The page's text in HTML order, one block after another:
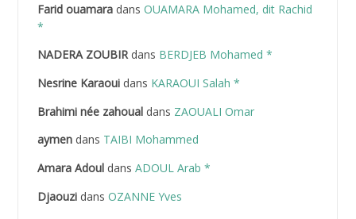
ABDELAZIZ Mohamed
ABDELHAFID Lakhdar
ABDELLI Mohamed
ABDELLI Mohamed *
Farid ouamaradans OUAMARA Mohamed, dit Rachid
*
NADERA ZOUBIRdans BERDJEB Mohamed *
Nesrine Karaouidans KARAOUI Salah *
Brahimi née zahoualdans ZAOUALI Omar
aymendans TAIBI Mohammed
Amara Adouldans ADOUL Arab *
Djaouzidans OZANNE Yves